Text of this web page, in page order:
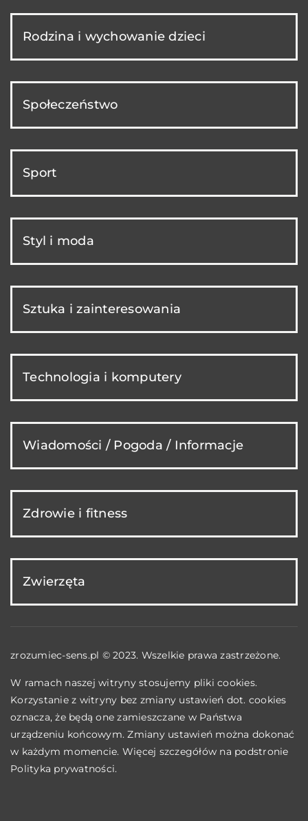
Rodzina i wychowanie dzieci
Społeczeństwo
Sport
Styl i moda
Sztuka i zainteresowania
Technologia i komputery
Wiadomości / Pogoda / Informacje
Zdrowie i fitness
Zwierzęta
zrozumiec-sens.pl © 2023. Wszelkie prawa zastrzeżone.
W ramach naszej witryny stosujemy pliki cookies.
Korzystanie z witryny bez zmiany ustawień dot. cookies
oznacza, że będą one zamieszczane w Państwa
urządzeniu końcowym. Zmiany ustawień można dokonać
w każdym momencie. Więcej szczegółów na podstronie
Polityka prywatności.